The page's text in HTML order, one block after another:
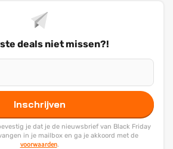
deals niet missen?!
Inschrijven
je dat je de nieuwsbrief van Black Friday
in je mailbox en ga je akkoord met de
voorwaarden.